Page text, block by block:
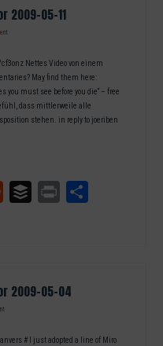
2009-05-11
Nettes Video von einem
May find them here:
must see before you die“ – free
dass mittlerweile alle
stehen. in reply to joeriben
Reddit Buffer Print
2009-05-04
# I just adopted a line of Miro